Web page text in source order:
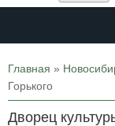
Вы здесь
Главная »
Горького
Дворец